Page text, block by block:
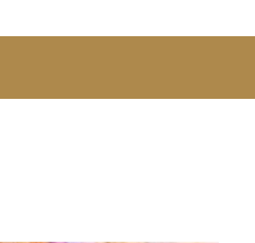
の領域で常に新たな研究開発に取りくんでい